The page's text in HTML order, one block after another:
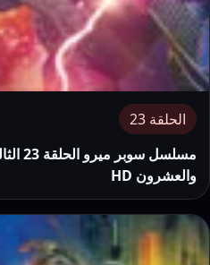
الحلقة 23
مسلسل سوبر ميرو
والعشرون HD